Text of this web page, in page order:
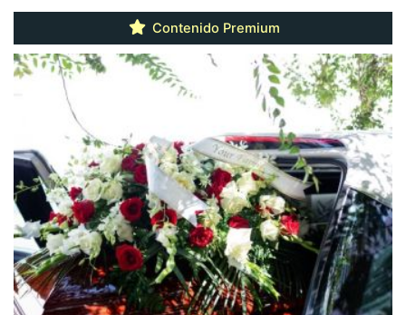
Contenido Premium